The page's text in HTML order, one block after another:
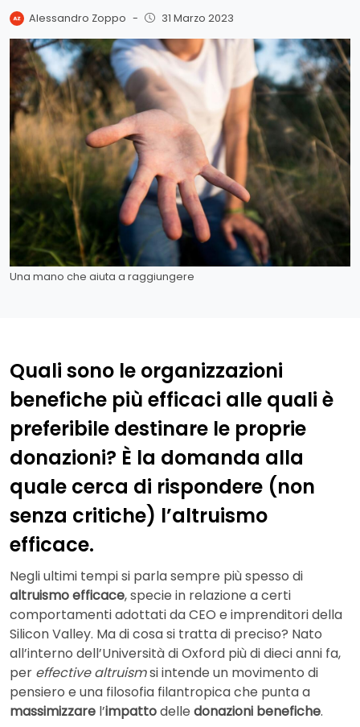
Alessandro Zoppo - 31 Marzo 2023
Una mano che aiuta a raggiungere
Quali sono le organizzazioni
benefiche più efficaci alle quali è
preferibile destinare le proprie
donazioni? È la domanda alla
quale cerca di rispondere (non
senza critiche) l’altruismo
efficace.
Negli ultimi tempi si parla sempre più spesso di
altruismo efficace, specie in relazione a certi
comportamenti adottati da CEO e imprenditori della
Silicon Valley. Ma di cosa si tratta di preciso? Nato
all’interno dell’Università di Oxford più di dieci anni fa,
per effective altruismsi intende un movimento di
pensiero e una filosofia filantropica che punta a
massimizzare l’impattodelle donazioni benefiche.